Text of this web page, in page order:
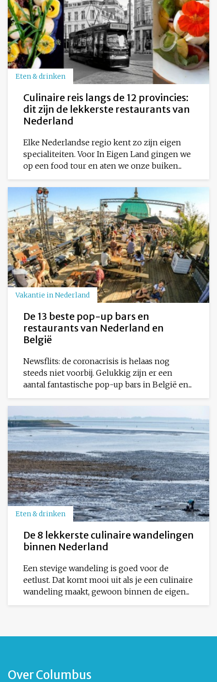
Eten & drinken
Culinaire reis langs de 12 provincies:
dit zijn de lekkerste restaurants van
Nederland
Elke Nederlandse regio kent zo zijn eigen
specialiteiten. Voor In Eigen Land gingen we
op een food tour en aten we onze buiken...
Vakantie in Nederland
De 13 beste pop-up bars en
restaurants van Nederland en
België
Newsflits: de coronacrisis is helaas nog
steeds niet voorbij. Gelukkig zijn er een
aantal fantastische pop-up bars in België en...
Eten & drinken
De 8 lekkerste culinaire wandelingen
binnen Nederland
Een stevige wandeling is goed voor de
eetlust. Dat komt mooi uit als je een culinaire
wandeling maakt, gewoon binnen de eigen...
Over Columbus